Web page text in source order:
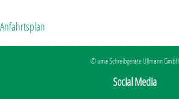
Anfahrtsplan
©umaSchreibgeräte Ullmann GmbH
Social Media